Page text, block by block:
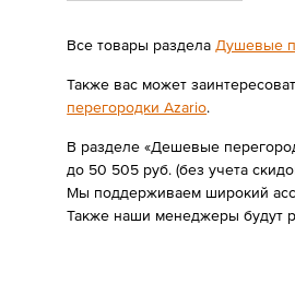
Все товары раздела Душевые
Также вас может
перегородки Azario.
В разделе «Дешевые
до 50 505 руб. (без учета
Мы поддерживаем широкий
Также наши менеджеры будут